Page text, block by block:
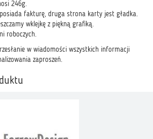
246g.
fakturę, druga strona karty jest gładka.
wklejkę z piękną grafiką.
roboczych.
w wiadomości wszystkich informacji
zaproszeń.